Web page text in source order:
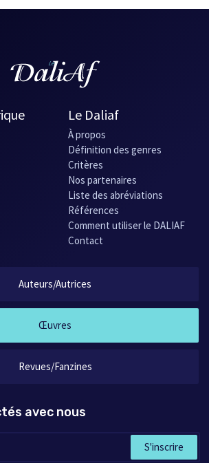
Le Daliaf
À propos
Définition des genres
Critères
Nos partenaires
Liste des abréviations
Références
Comment utiliser le DALIAF
Contact
Auteurs/Autrices
Œuvres
Revues/Fanzines
avec nous
S'inscrire